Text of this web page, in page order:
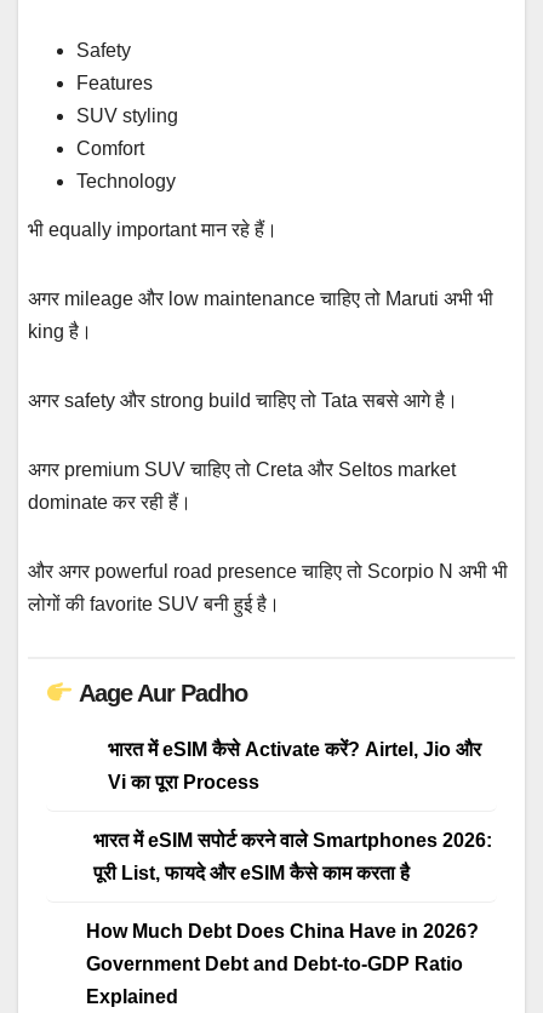
Safety
Features
SUV styling
Comfort
Technology
भी equally important मान रहे हैं।
अगर mileage और low maintenance चाहिए तो Maruti अभी भी
king है।
अगर safety और strong build चाहिए तो Tata सबसे आगे है।
अगर premium SUV चाहिए तो Creta और Seltos market
dominate कर रही हैं।
और अगर powerful road presence चाहिए तो Scorpio N अभी भी
लोगों की favorite SUV बनी हुई है।
Aage Aur Padho
भारत में eSIM कैसे Activate करें? Airtel, Jio और
Vi का पूरा Process
भारत में eSIM सपोर्ट करने वाले Smartphones 2026:
पूरी List, फायदे और eSIM कैसे काम करता है
How Much Debt Does China Have in 2026?
Government Debt and Debt-to-GDP Ratio
Explained